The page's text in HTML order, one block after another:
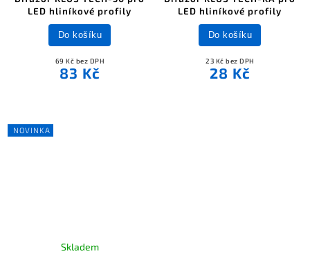
LED hliníkové profily
69 Kč bez DPH
83 Kč
Do košíku
LED hliníkové profily
23 Kč bez DPH
28 Kč
Do košíku
NOVINKA
Skladem